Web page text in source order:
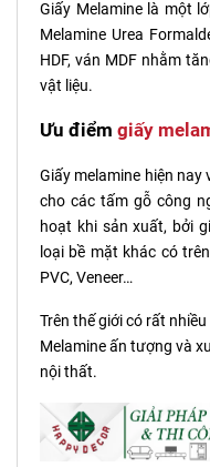
Giấy Melamine là một
Melamine Urea
HDF, ván MDF nhằm
vật liệu.
Ưu điểm giấy
Giấy melamine hiện nay
cho các tấm gỗ công
hoạt khi sản xuất, bởi
loại bề mặt khác có
PVC, Veneer…
Trên thế giới có rất
Melamine ấn tượng và
nội thất.